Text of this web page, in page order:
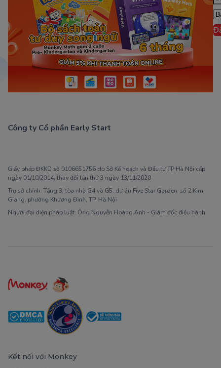
Công ty Cổ phần Early Start
Giấy phép ĐKKD số 0106651756 do Sở Kế hoạch và Đầu tư TP Hà Nội cấp
ngày 01/10/2014, thay đổi lần thứ 3 ngày 13/11/2020
Trụ sở chính: Tầng 3, tòa nhà G4 và G5, dự án Five Star Garden, số 2 Kim
Giang, phường Khương Đình, TP. Hà Nội
Người đại diện pháp luật: Ông Nguyễn Hoàng Anh - Giám đốc điều hành
Kết nối với Monkey